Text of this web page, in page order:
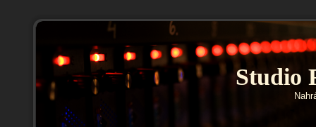
Studio